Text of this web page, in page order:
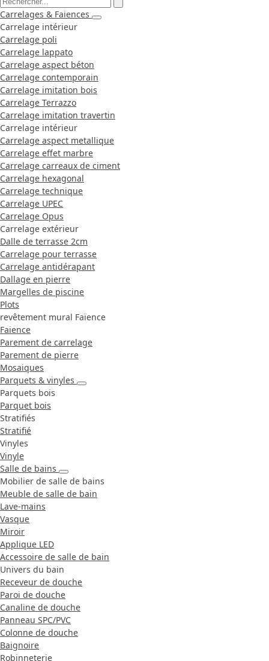
Carrelages & Faiences
Carrelage intérieur
Carrelage poli
Carrelage lappato
Carrelage aspect béton
Carrelage contemporain
Carrelage imitation bois
Carrelage Terrazzo
Carrelage imitation travertin
Carrelage intérieur
Carrelage aspect metallique
Carrelage effet marbre
Carrelage carreaux de ciment
Carrelage hexagonal
Carrelage technique
Carrelage UPEC
Carrelage Opus
Carrelage extérieur
Dalle de terrasse 2cm
Carrelage pour terrasse
Carrelage antidérapant
Dallage en pierre
Margelles de piscine
Plots
revêtement mural Faïence
Faience
Parement de carrelage
Parement de pierre
Mosaiques
Parquets & vinyles
Parquets bois
Parquet bois
Stratifiés
Stratifié
Vinyles
Vinyle
Salle de bains
Mobilier de salle de bains
Meuble de salle de bain
Lave-mains
Vasque
Miroir
Applique LED
Accessoire de salle de bain
Univers du bain
Receveur de douche
Paroi de douche
Canaline de douche
Panneau SPC/PVC
Colonne de douche
Baignoire
Robinneterie